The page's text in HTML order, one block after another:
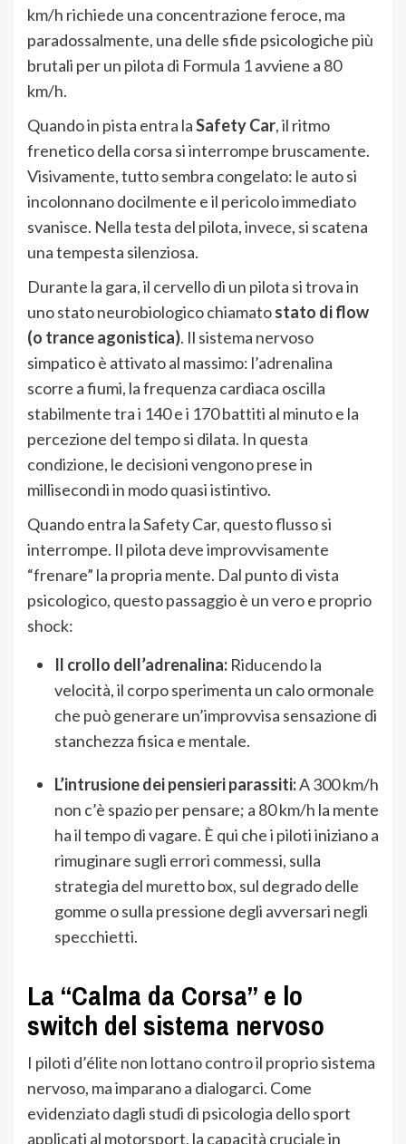
km/h richiede una concentrazione feroce, ma
paradossalmente, una delle sfide psicologiche più
brutali per un pilota di Formula 1 avviene a 80
km/h.
Quando in pista entra laSafety Car, il ritmo
frenetico della corsa si interrompe bruscamente.
Visivamente, tutto sembra congelato: le auto si
incolonnano docilmente e il pericolo immediato
svanisce. Nella testa del pilota, invece, si scatena
una tempesta silenziosa.
Durante la gara, il cervello di un pilota si trova in
uno stato neurobiologico chiamatostato di flow
(o trance agonistica). Il sistema nervoso
simpatico è attivato al massimo: l’adrenalina
scorre a fiumi, la frequenza cardiaca oscilla
stabilmente tra i 140 e i 170 battiti al minuto e la
percezione del tempo si dilata. In questa
condizione, le decisioni vengono prese in
millisecondi in modo quasi istintivo.
Quando entra la Safety Car, questo flusso si
interrompe. Il pilota deve improvvisamente
“frenare” la propria mente. Dal punto di vista
psicologico, questo passaggio è un vero e proprio
shock:
Il crollo dell’adrenalina: Riducendo la
velocità, il corpo sperimenta un calo ormonale
che può generare un’improvvisa sensazione di
stanchezza fisica e mentale.
L’intrusione dei pensieri parassiti:A 300 km/h
non c’è spazio per pensare; a 80 km/h la mente
ha il tempo di vagare. È qui che i piloti iniziano a
rimuginare sugli errori commessi, sulla
strategia del muretto box, sul degrado delle
gomme o sulla pressione degli avversari negli
specchietti.
La “Calma da Corsa” e lo
switch del sistema nervoso
I piloti d’élite non lottano contro il proprio sistema
nervoso, ma imparano a dialogarci. Come
evidenziato dagli studi di psicologia dello sport
applicati al motorsport, la capacità cruciale in